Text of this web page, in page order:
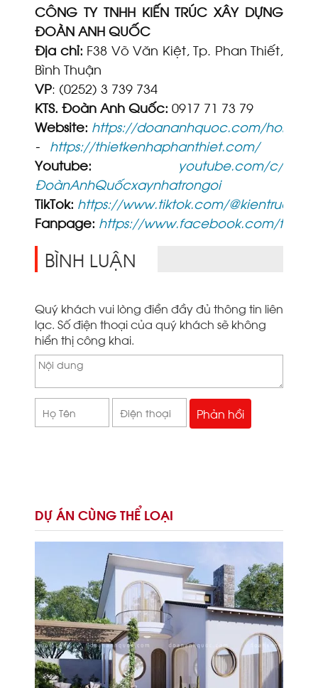
CÔNG TY TNHH KIẾN TRÚC XÂY DỰNG
ĐOÀN ANH QUỐC
Địa chỉ: F38 Võ Văn Kiệt, Tp. Phan Thiết,
Bình Thuận
VP: (0252) 3 739 734
KTS. Đoàn Anh Quốc: 0917 71 73 79
Website: https://doananhquoc.com/home/
- https://thietkenhaphanthiet.com/
Youtube: youtube.com/c/
ĐoànAnhQuốcxaynhatrongoi
TikTok: https://www.tiktok.com/
Fanpage: https://www.facebook.com/
BÌNH LUẬN
Quý khách vui lòng điền đầy đủ thông tin liên
lạc. Số điện thoại của quý khách sẽ không
hiển thị công khai.
DỰ ÁN CÙNG THỂ LOẠI